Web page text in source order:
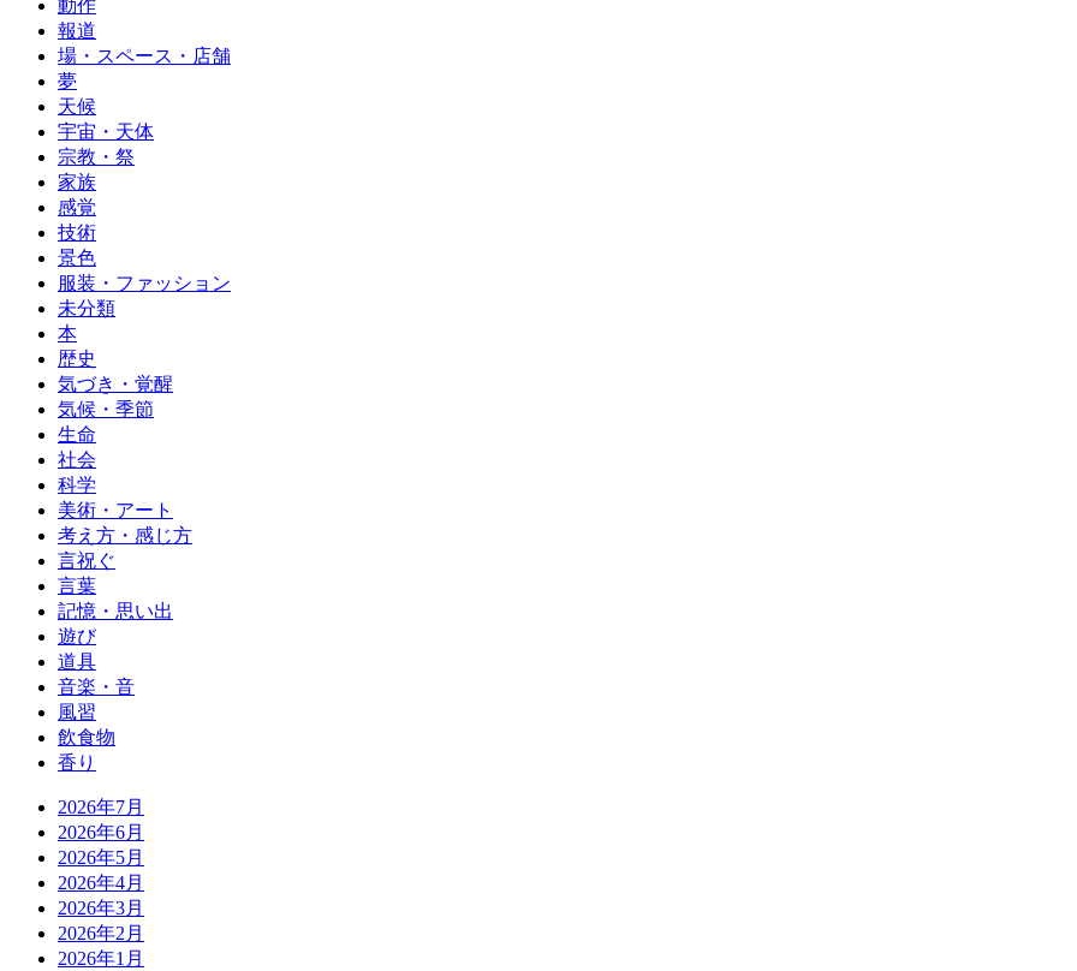
動作
報道
場・スペース・店舗
夢
天候
宇宙・天体
宗教・祭
家族
感覚
技術
景色
服装・ファッション
未分類
本
歴史
気づき・覚醒
気候・季節
生命
社会
科学
美術・アート
考え方・感じ方
言祝ぐ
言葉
記憶・思い出
遊び
道具
音楽・音
風習
飲食物
香り
2026年7月
2026年6月
2026年5月
2026年4月
2026年3月
2026年2月
2026年1月